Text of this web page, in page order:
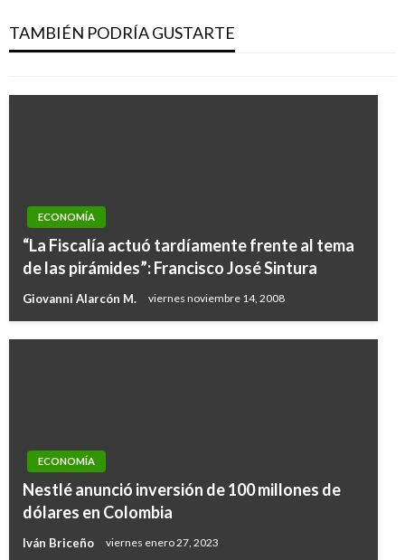
TAMBIÉN PODRÍA GUSTARTE
reactivación económica del país
Giovanni Alarcón M. viernes noviembre 20, 2020
ECONOMÍA
“La Fiscalía actuó tardíamente frente al tema
de las pirámides”: Francisco José Sintura
Giovanni Alarcón M. viernes noviembre 14, 2008
ECONOMÍA
Nestlé anunció inversión de 100 millones de
dólares en Colombia
Iván Briceño viernes enero 27, 2023